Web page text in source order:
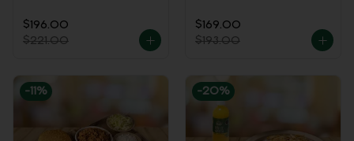
$196.00
$221.00
$169.00
$193.00
-11 % -20%